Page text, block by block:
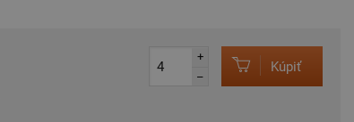
+
–
Kúpiť